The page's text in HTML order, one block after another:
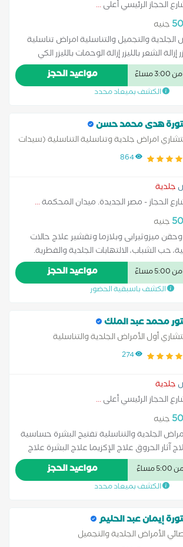
الحجاز الرئيسي أعلى...
جنيه
والتجميل والتناسلية امراض تناسلية
إزالة الشعر بالليزر إزالة الوحمات بالليزر الكي
تفتيح البشرة حساسية الجلد زراعة الشعر
الإكزيما علاج البشرة علاج التجاعيد علاج
التينيا بالليزر علاج الصدفية علاج الصلع علاج
الشعر للسيدات علاج عين السمكة علاج
الغمازات
مواعيد الحجز
الكشف بميعاد محدد
هدى محمد حسن
امراض جلدية وتناسلية التناسلية (سيدات
)
864
جلدية
الحجاز - مصر الجديدة. ميدان المحكمة...
جنيه
ميزوثيرابى وبلازما وتقشير علاج حالات
حب الشباب، الالتهابات الجلدية والفطرية.
أو المناعية التي تظهر على الجلد. التعامل
بأنواعها علاج تساقط الشعر والصلع الوراثي.
الرأس مثل القشرة والالتهابات. تقديم خطط
مواعيد الحجز
الكشف باسبقية الحضور
محمد عبد الملك
أول الأمراض الجلدية والتناسلية
274
جلدية
الحجاز الرئيسي أعلى...
جنيه
الجلدية والتناسلية تفتيح البشرة حساسية
آثار الحروق علاج الإكزيما علاج البشرة علاج
الجلدية علاج التينيا بالليزر علاج الصدفية علاج
علاج الطفح الجلدي علاج الكَلَف علاج
النمش علاج سقوط الشعر للسيدات علاج عين
مواعيد الحجز
الكشف بميعاد محدد
إيمان عبد الحليم
الأمراض الجلدية والتجميل